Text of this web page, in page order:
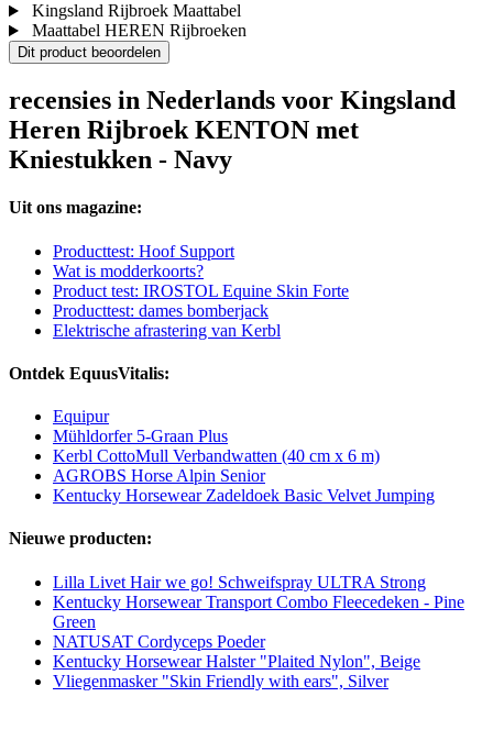
Kingsland Rijbroek Maattabel
Maattabel HEREN Rijbroeken
Dit product beoordelen
recensies in Nederlands voor Kingsland
Heren Rijbroek KENTON met
Kniestukken - Navy
Uit ons magazine:
Producttest: Hoof Support
Wat is modderkoorts?
Product test: IROSTOL Equine Skin Forte
Producttest: dames bomberjack
Elektrische afrastering van Kerbl
Ontdek EquusVitalis:
Equipur
Mühldorfer 5-Graan Plus
Kerbl CottoMull Verbandwatten (40 cm x 6 m)
AGROBS Horse Alpin Senior
Kentucky Horsewear Zadeldoek Basic Velvet Jumping
Nieuwe producten:
Lilla Livet Hair we go! Schweifspray ULTRA Strong
Kentucky Horsewear Transport Combo Fleecedeken - Pine
Green
NATUSAT Cordyceps Poeder
Kentucky Horsewear Halster "Plaited Nylon", Beige
Vliegenmasker "Skin Friendly with ears", Silver